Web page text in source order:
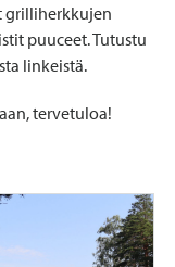
grilliherkkujen
puuceet. Tutustu
linkeistä.
tervetuloa!